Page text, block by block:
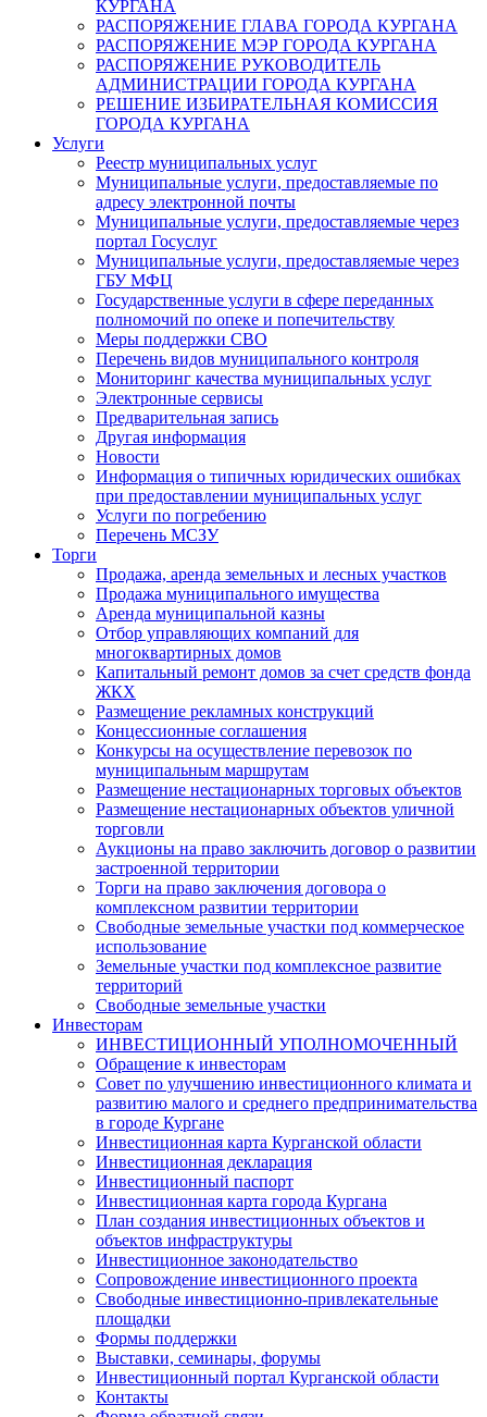
КУРГАНА
РАСПОРЯЖЕНИЕ ГЛАВА ГОРОДА КУРГАНА
РАСПОРЯЖЕНИЕ МЭР ГОРОДА КУРГАНА
РАСПОРЯЖЕНИЕ РУКОВОДИТЕЛЬ
АДМИНИСТРАЦИИ ГОРОДА КУРГАНА
РЕШЕНИЕ ИЗБИРАТЕЛЬНАЯ КОМИССИЯ
ГОРОДА КУРГАНА
Услуги
Реестр муниципальных услуг
Муниципальные услуги, предоставляемые по
адресу электронной почты
Муниципальные услуги, предоставляемые через
портал Госуслуг
Муниципальные услуги, предоставляемые через
ГБУ МФЦ
Государственные услуги в сфере переданных
полномочий по опеке и попечительству
Меры поддержки СВО
Перечень видов муниципального контроля
Мониторинг качества муниципальных услуг
Электронные сервисы
Предварительная запись
Другая информация
Новости
Информация о типичных юридических ошибках
при предоставлении муниципальных услуг
Услуги по погребению
Перечень МСЗУ
Торги
Продажа, аренда земельных и лесных участков
Продажа муниципального имущества
Аренда муниципальной казны
Отбор управляющих компаний для
многоквартирных домов
Капитальный ремонт домов за счет средств фонда
ЖКХ
Размещение рекламных конструкций
Концессионные соглашения
Конкурсы на осуществление перевозок по
муниципальным маршрутам
Размещение нестационарных торговых объектов
Размещение нестационарных объектов уличной
торговли
Аукционы на право заключить договор о развитии
застроенной территории
Торги на право заключения договора о
комплексном развитии территории
Свободные земельные участки под коммерческое
использование
Земельные участки под комплексное развитие
территорий
Свободные земельные участки
Инвесторам
ИНВЕСТИЦИОННЫЙ УПОЛНОМОЧЕННЫЙ
Обращение к инвесторам
Совет по улучшению инвестиционного климата и
развитию малого и среднего предпринимательства
в городе Кургане
Инвестиционная карта Курганской области
Инвестиционная декларация
Инвестиционный паспорт
Инвестиционная карта города Кургана
План создания инвестиционных объектов и
объектов инфраструктуры
Инвестиционное законодательство
Сопровождение инвестиционного проекта
Свободные инвестиционно-привлекательные
площадки
Формы поддержки
Выставки, семинары, форумы
Инвестиционный портал Курганской области
Контакты